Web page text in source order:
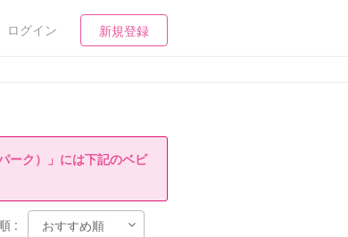
ログイン 新規登録
ーク）」には下記のベビ
: